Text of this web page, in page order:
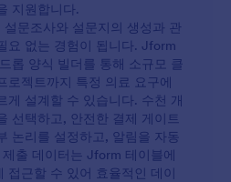
지원합니다.
문조사와 설문지의 생성과 관
요 없는 경험이 됩니다. Jform
롭 양식 빌더를 통해 소규모 클
로젝트까지 특정 의료 요구에
게 설계할 수 있습니다. 수천 개
선택하고, 안전한 결제 게이트
논리를 설정하고, 알림을 자동
출 데이터는 Jform 테이블에
접근할 수 있어 효율적인 데이